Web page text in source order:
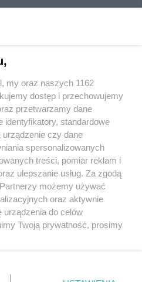
regulamin korzystania z portali
Skontakuj sięz nami
Kontakt
Wydawca
Redakcja
my oraz naszych 1162
dostęp i przechowujemy
przetwarzamy dane
identyfikatory, standardowe
urządzenie czy dane
spersonalizowanych
treści, pomiar reklam i
ulepszanie usług. Za zgodą
możemy używać
oraz aktywnie
do celów
Twoją prywatność, prosimy
lewym dolnym rogu strony